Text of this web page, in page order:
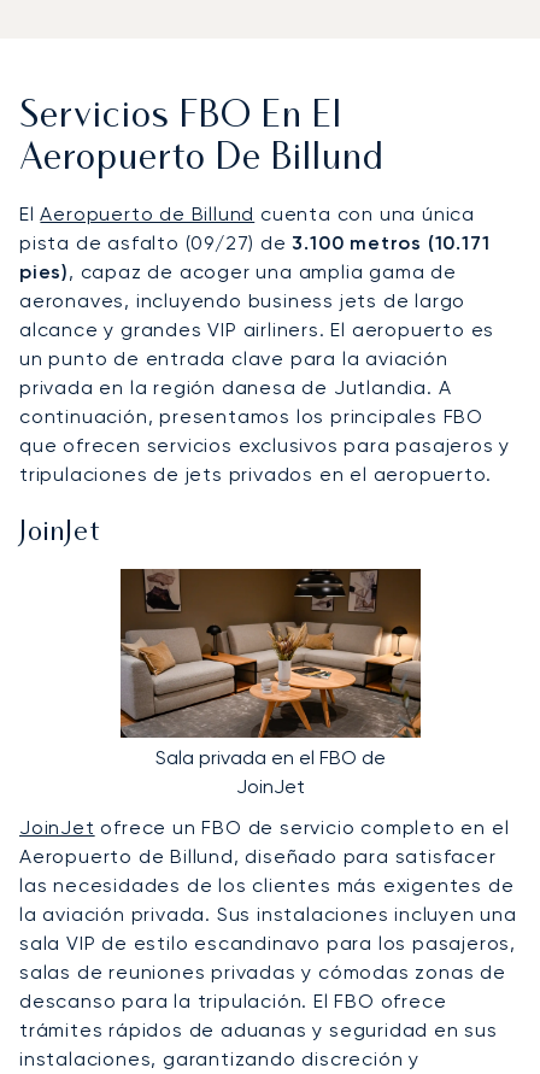
Servicios FBO En El
Aeropuerto De Billund
ElAeropuerto de Billund cuenta con una única
pista de asfalto (09/27) de 3.100 metros (10.171
pies), capaz de acoger una amplia gama de
aeronaves, incluyendo business jets de largo
alcance y grandes VIP airliners. El aeropuerto es
un punto de entrada clave para la aviación
privada en la región danesa de Jutlandia. A
continuación, presentamos los principales FBO
que ofrecen servicios exclusivos para pasajeros y
tripulaciones de jets privados en el aeropuerto.
JoinJet
Sala privada en el FBO de
JoinJet
JoinJet ofrece un FBO de servicio completo en el
Aeropuerto de Billund, diseñado para satisfacer
las necesidades de los clientes más exigentes de
la aviación privada. Sus instalaciones incluyen una
sala VIP de estilo escandinavo para los pasajeros,
salas de reuniones privadas y cómodas zonas de
descanso para la tripulación. El FBO ofrece
trámites rápidos de aduanas y seguridad en sus
instalaciones, garantizando discreción y